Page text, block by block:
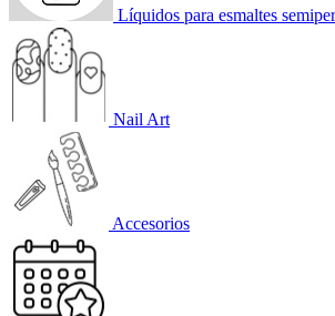
Líquidos para esmaltes
Nail Art
Accesorios